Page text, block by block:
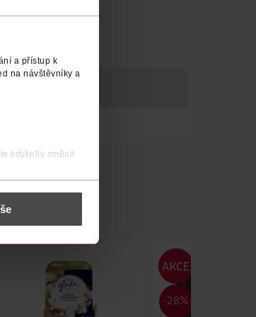
a přístup k
na návštěvníky a
kdykoliv změnit